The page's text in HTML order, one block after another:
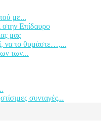
με...
Επίδαυρο
μας
να το θυμάστε…,...
των...
συνταγές...